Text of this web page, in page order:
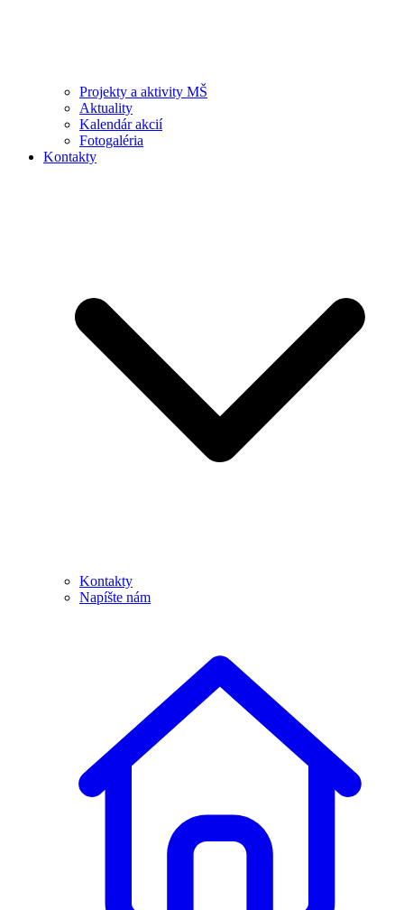
Projekty a aktivity MŠ
Aktuality
Kalendár akcií
Fotogaléria
Kontakty
Kontakty
Napíšte nám